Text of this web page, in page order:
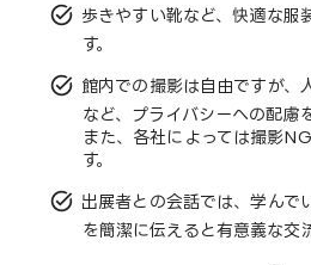
task_alt 歩きやすい靴など、快適な服
す。
task_alt 館内での撮影は自由ですが、
など、プライバシーへの配慮
また、各社によっては撮影
す。
task_alt 出展者との会話では、学んで
を簡潔に伝えると有意義な交